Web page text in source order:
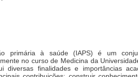
primária à saúde (IAPS) é um
no curso de Medicina da
diversas finalidades e importâncias